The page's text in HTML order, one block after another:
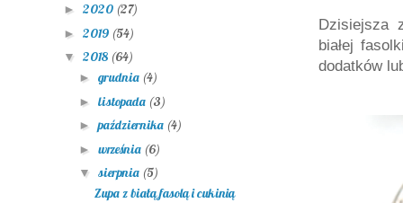
Dzisiejsza
białej
dodatków
► 2020 (27)
► 2019 (54)
▼ 2018 (64)
► grudnia (4)
► listopada (3)
►października (4)
► września (6)
▼ sierpnia (5)
Zupa z białą fasolą i cukinią